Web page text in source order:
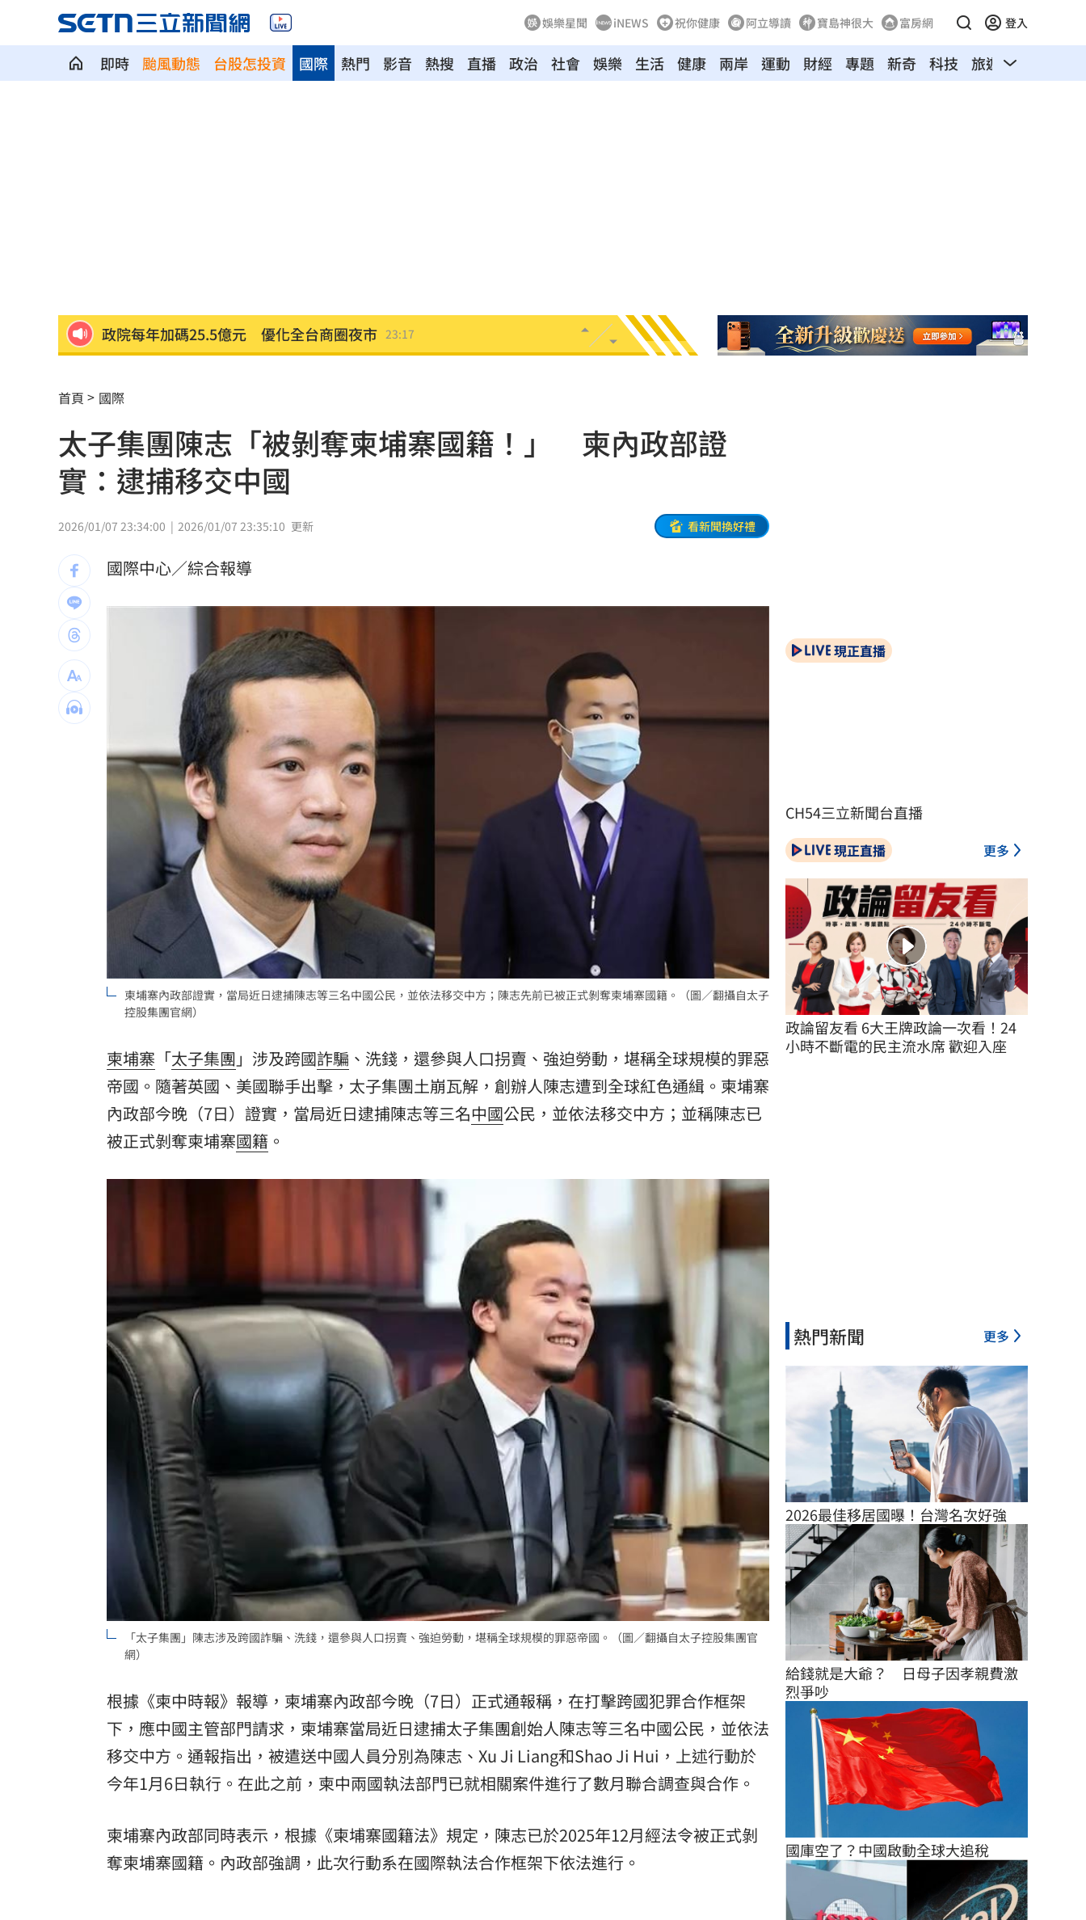
娛樂星聞 iNEWS 祝你健康 阿立導讀 寶島神很大 富房網 登入
即時 颱風動態 台股怎投資 熱門 影音 熱搜 直播 政治 社會 娛樂 生活 健康
國際 兩岸 運動 財經 專題 新奇 科技 旅遊 汽車
癌末男缺錢鋌而走險 3D玩具熊夾藏K他命 23:16
學霸牙醫槓離職員工 為3萬筆電互告慘勝
俄羅斯蝗害肆虐如末日 網驚：聖經十災 23:06
慈濟採購BNT遭詐10億 他：不聽衛福部勸
蔡英文做2件事 黃暐瀚：台東變五五波
蔣萬安危險了！《壹蘋》台北市...
父親節真的快樂嗎？房貸10年暴增逾400萬
律師勾宗教大師「家族」詐慈濟 僅她交保
富豪遭大義滅親！偷生子竟盜鄰居身份落戶
慈濟遭詐10億買疫苗！他點出更麻煩的問題 22:56
日神級甜點快閃台北！連5天「買一送一」
圖書館借書作者賺什麼？菜販作家：有錢領
台灣彩券開獎直播中 20:31
LIVE三立+24小時直播 15:27
三立iNEWS新聞台線上直播 18:00
理想混蛋號召粉絲跨海追星吃美食！ 18:15
首頁 國際
太子集團陳志「被剝奪柬埔寨國籍！」 柬內政部證
實：逮捕移交中國
2026/01/07 23:34:00 2026/01/07 23:35:10 更新 看新聞換好禮
國際中心／綜合報導
柬埔寨內政部證實，當局近日逮捕陳志等三名中國公民，並依法移交中方；陳志先前已被正式剝奪柬埔寨國籍。（圖／翻攝自太子
控股集團官網）
柬埔寨 「太子集團 」涉及跨國詐騙 、洗錢，還參與人口拐賣、強迫勞動，堪稱全球規模的罪惡
帝國。隨著英國、美國聯手出擊，太子集團土崩瓦解，創辦人陳志遭到全球紅色通緝。柬埔寨
內政部今晚（7日）證實，當局近日逮捕陳志等三名中國公民，並依法移交中方；並稱陳志已
被正式剝奪柬埔寨國籍 。
「太子集團」陳志涉及跨國詐騙、洗錢，還參與人口拐賣、強迫勞動，堪稱全球規模的罪惡帝國。（圖／翻攝自太子控股集團官
網）
根據《柬中時報》報導，柬埔寨內政部今晚（7日）正式通報稱，在打擊跨國犯罪合作框架
下，應中國主管部門請求，柬埔寨當局近日逮捕太子集團創始人陳志等三名中國公民，並依法
移交中方。通報指出，被遣送中國人員分別為陳志、Xu Ji Liang和Shao Ji Hui，上述行動於
今年1月6日執行。在此之前，柬中兩國執法部門已就相關案件進行了數月聯合調查與合作。
柬埔寨內政部同時表示，根據《柬埔寨國籍法》規定，陳志已於2025年12月經法令被正式剝
奪柬埔寨國籍。內政部強調，此次行動系在國際執法合作框架下依法進行。
現正直播
CH54三立新聞台直播
現正直播 更多
政論留友看 6大王牌政論一次看！24
小時不斷電的民主流水席 歡迎入座
熱門新聞 更多
2026最佳移居國曝！台灣名次好強
給錢就是大爺？　日母子因孝親費激
烈爭吵
國庫空了？中國啟動全球大追稅